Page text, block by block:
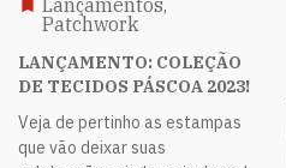
Patchwork
LANÇAMENTO: COLEÇÃO
DE TECIDOS PÁSCOA 2023!
Veja de pertinho as estampas
que vão deixar suas